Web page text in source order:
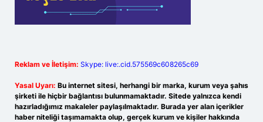
Reklam ve İletişim: Skype: live:.cid.575569c608265c69
Yasal Uyarı: Bu internet sitesi, herhangi bir marka, kurum veya şahıs
şirketi ile hiçbir bağlantısı bulunmamaktadır. Sitede yalnızca kendi
hazırladığımız makaleler paylaşılmaktadır. Burada yer alan içerikler
haber niteliği taşımamakta olup, gerçek kurum ve kişiler hakkında